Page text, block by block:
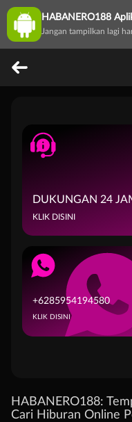
HABANERO188
Jangan tampilkan lagi
DUKUNGAN 24
KLIK DISINI
+6285954194580
KLIK DISINI
HABANERO188:
Cari Hiburan Online